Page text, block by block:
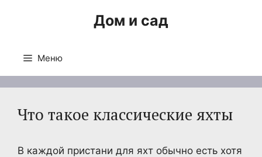
Дом и сад
Меню
Что такое классические яхты
В каждой пристани для яхт обычно есть хотя